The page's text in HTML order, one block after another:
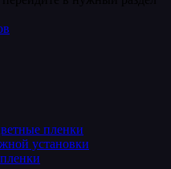
пленки
установки